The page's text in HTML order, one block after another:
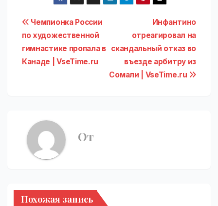
Навигация
по
записям
Инфантино
отреагировал на
скандальный отказ во
въезде арбитру из
Сомали | VseTime.ru
Чемпионка России
по художественной
гимнастике пропала в
Канаде | VseTime.ru
От
Похожая запись